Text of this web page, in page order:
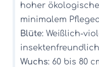
hoher
minimalem
Blüte: Weißlich-
Wuchs: 60 bis 80